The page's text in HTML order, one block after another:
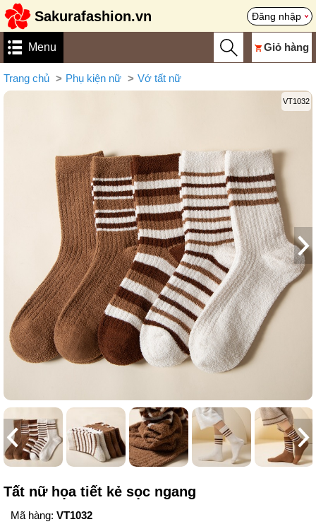
Sakurafashion.vn Đăng nhập
Menu Giỏ hàng
Trang chủ Phụ kiện nữ Vớ tất nữ
VT1032
Tất nữ họa tiết kẻ sọc ngang
Mã hàng: VT1032